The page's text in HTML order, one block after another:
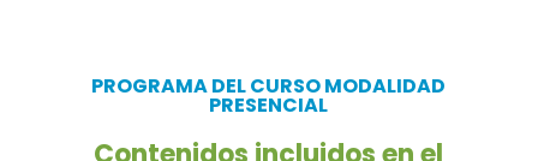
PROGRAMA DEL CURSO MODALIDAD
PRESENCIAL